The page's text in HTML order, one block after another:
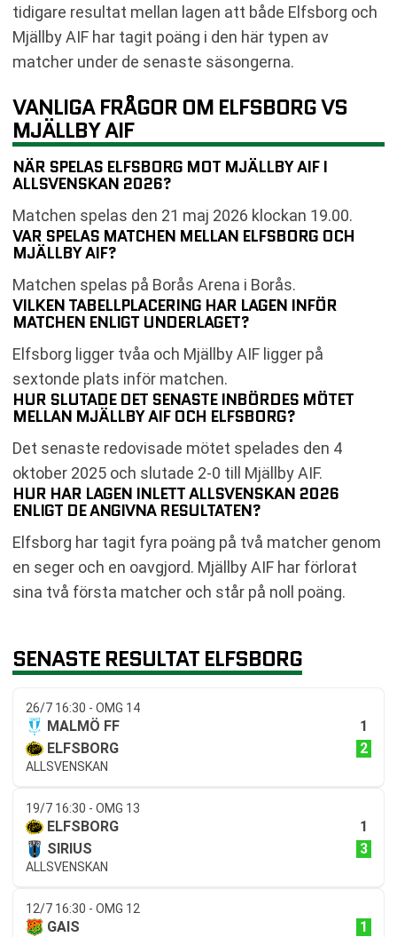
tidigare resultat mellan lagen att både Elfsborg och
Mjällby AIF har tagit poäng i den här typen av
matcher under de senaste säsongerna.
VANLIGA FRÅGOR OM ELFSBORG VS
MJÄLLBY AIF
NÄR SPELAS ELFSBORG MOT MJÄLLBY AIF I
ALLSVENSKAN 2026?
Matchen spelas den 21 maj 2026 klockan 19.00.
VAR SPELAS MATCHEN MELLAN ELFSBORG OCH
MJÄLLBY AIF?
Matchen spelas på Borås Arena i Borås.
VILKEN TABELLPLACERING HAR LAGEN INFÖR
MATCHEN ENLIGT UNDERLAGET?
Elfsborg ligger tvåa och Mjällby AIF ligger på
sextonde plats inför matchen.
HUR SLUTADE DET SENASTE INBÖRDES MÖTET
MELLAN MJÄLLBY AIF OCH ELFSBORG?
Det senaste redovisade mötet spelades den 4
oktober 2025 och slutade 2-0 till Mjällby AIF.
HUR HAR LAGEN INLETT ALLSVENSKAN 2026
ENLIGT DE ANGIVNA RESULTATEN?
Elfsborg har tagit fyra poäng på två matcher genom
en seger och en oavgjord. Mjällby AIF har förlorat
sina två första matcher och står på noll poäng.
SENASTE RESULTAT ELFSBORG
26/7 16:30 - OMG 14
MALMÖ FF
1
ELFSBORG
2
ALLSVENSKAN
19/7 16:30 - OMG 13
ELFSBORG
1
SIRIUS
3
ALLSVENSKAN
12/7 16:30 - OMG 12
GAIS
1